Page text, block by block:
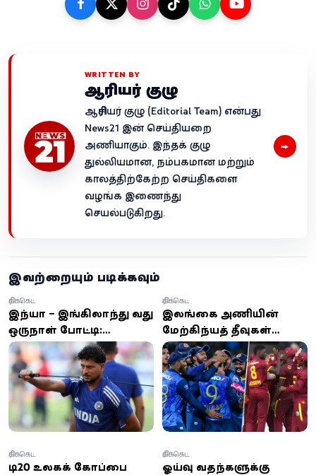
WRITTEN BY
ஆசிரியர் குழு
ஆசிரியர் குழு (Editorial Team) என்பது
News21 இன் செய்தியறை
அணியாகும். இந்தக் குழு
துல்லியமான, நம்பகமான மற்றும்
காலத்திற்கேற்ற செய்திகளை
வழங்க இணைந்து
செயல்படுகிறது.
→
இவற்றையும் படிக்கவும்
இந்தியா – இங்கிலாந்து 3வது
ஒருநாள் போட்டி:
வாஷிங்டன் சுந்தர்
விலகல், குல்தீப்
யாதவுக்கு வாய்ப்பு
கிரிக்கெட்
இலங்கை அணியின்
மேற்கிந்தியத் தீவுகள்
சுற்றுப்பயணம்:
அட்டவணை
வெளியானது
கிரிக்கெட்
டி20 உலகக் கோப்பை
கிரிக்கெட்
ஓய்வு வதந்திகளுக்கு
கிரிக்கெட்